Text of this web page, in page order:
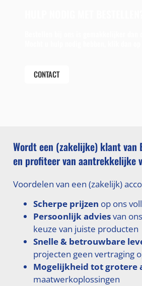
CONTACT
Wordt een (zakelijke) klant van
en profiteer van aantrekkelijke
Voordelen van een (zakelijk)
Scherpe prijzen op ons
Persoonlijk adviesvan
keuze van juiste producten
Snelle & betrouwbare
projecten geen vertraging
Mogelijkheid tot grotere
maatwerkoplossingen